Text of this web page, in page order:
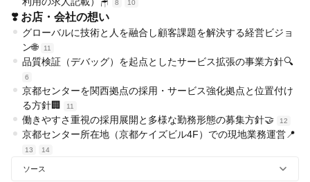
8 10
❣️ お店・会社の想い
グローバルに技術と人を融合し顧客課題を解決する経営ビジョ
ン🌐
11
品質検証（デバッグ）を起点としたサービス拡張の事業方針🔍
6
京都センターを関西拠点の採用・サービス強化拠点と位置付け
る方針🏢
11
働きやすさ重視の採用展開と多様な勤務形態の募集方針🤝 12
京都センター所在地（京都ケイズビル4F）での現地業務運営📍
13 14
ソース